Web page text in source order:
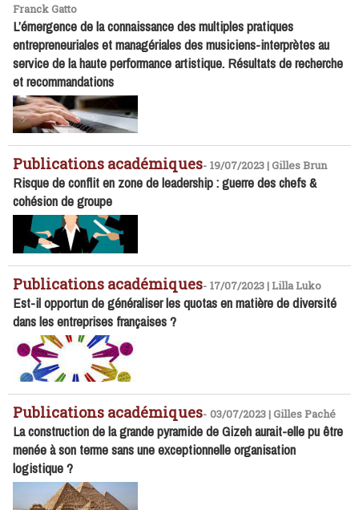
Franck Gatto
L’émergence de la connaissance des multiples pratiques
entrepreneuriales et managériales des musiciens-interprètes au
service de la haute performance artistique. Résultats de recherche
et recommandations
Publications académiques- 19/07/2023 | Gilles Brun
Risque de conflit en zone de leadership : guerre des chefs &
cohésion de groupe
Publications académiques- 17/07/2023 | Lilla Luko
Est-il opportun de généraliser les quotas en matière de diversité
dans les entreprises françaises ?
Publications académiques- 03/07/2023 | Gilles Paché
La construction de la grande pyramide de Gizeh aurait-elle pu être
menée à son terme sans une exceptionnelle organisation
logistique ?